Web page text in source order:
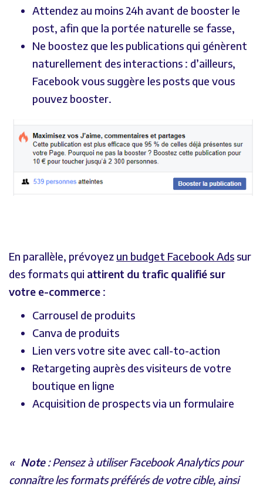
Attendez au moins 24h avant de booster le
post, afin que la portée naturelle se fasse,
Ne boostez que les publications qui génèrent
naturellement des interactions : d’ailleurs,
Facebook vous suggère les posts que vous
pouvez booster.
En parallèle, prévoyez un budget Facebook Ads sur
des formats qui attirent du trafic qualifié sur
votre e-commerce :
Carrousel de produits
Canva de produits
Lien vers votre site avec call-to-action
Retargeting auprès des visiteurs de votre
boutique en ligne
Acquisition de prospects via un formulaire
Note: Pensez à utiliser Facebook Analytics pour
connaître les formats préférés de votre cible, ainsi